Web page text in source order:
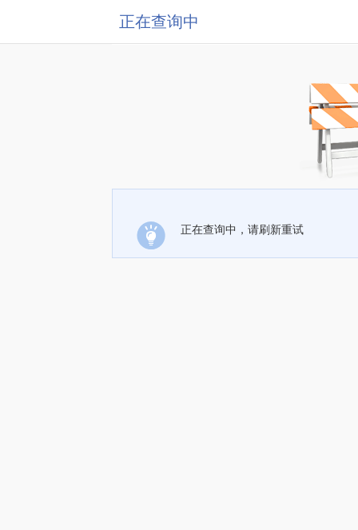
正在查询中
正在查询中，请刷新重试